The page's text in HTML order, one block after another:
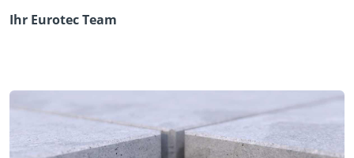
Ihr Eurotec Team